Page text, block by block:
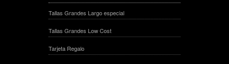
Tallas Grandes Largo especial
Tallas Grandes Low Cost
Tarjeta Regalo